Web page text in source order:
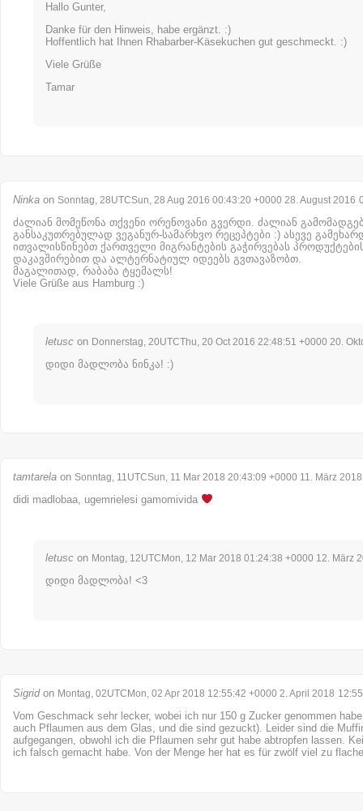
Hallo Gunter,
Danke für den Hinweis, habe ergänzt. :)
Hoffentlich hat Ihnen Rhabarber-Käsekuchen gut geschmeckt. :)
Viele Grüße
Tamar
Ninka on Sonntag, 28UTCSun, 28 Aug 2016 00:43:20 +0000 28. August 2016
ძალიან მომეწონა თქვენი ორენოვანი გვერდი. ძალიან
განსაკუთრებულად ვეგანურ-სამარხვო რეცეპტები :) ასევე
ითვალისწინებთ ქართველი მიგრანტების გაჭირვებას
დაკავშირებით და ალტერნატიულ იდეებს გვთავაზობთ.
მაგალითად, რაბაბა ტყემალს!
Viele Grüße aus Hamburg :)
letusc on Donnerstag, 20UTCThu, 20 Oct 2016 22:48:51 +0000 20.
დიდი მადლობა ნინკა! :)
tamtarela on Sonntag, 11UTCSun, 11 Mar 2018 20:43:09 +0000 11. März 2018
didi madlobaa, ugemrielesi gamomivida
letusc on Montag, 12UTCMon, 12 Mar 2018 01:24:38 +0000 12. März
დიდი მადლობა! <3
Sigridon Montag, 02UTCMon, 02 Apr 2018 12:55:42 +0000 2. April 2018 12:55
Vom Geschmack sehr lecker, wobei ich nur 150 g Zucker genommen
auch Pflaumen aus dem Glas, und die sind gezuckt). Leider sind die
aufgegangen, obwohl ich die Pflaumen sehr gut habe abtropfen lassen.
ich falsch gemacht habe. Von der Menge her hat es für zwölf viel zu